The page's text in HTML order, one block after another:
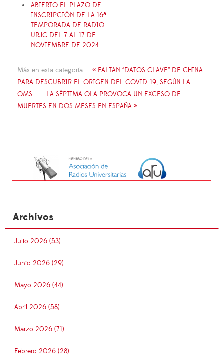
ABIERTO EL PLAZO DE
INSCRIPCIÓN DE LA 16ª
TEMPORADA DE RADIO
URJC DEL 7 AL 17 DE
NOVIEMBRE DE 2024
Más en esta categoría:
« FALTAN ‘’DATOS CLAVE’’ DE CHINA
PARA DESCUBRIR EL ORIGEN DEL COVID-19, SEGÚN LA
OMS
LA SÉPTIMA OLA PROVOCA UN EXCESO DE
MUERTES EN DOS MESES EN ESPAÑA »
Archivos
Julio 2026 (53)
Junio 2026 (29)
Mayo 2026 (44)
Abril 2026 (58)
Marzo 2026 (71)
Febrero 2026 (28)